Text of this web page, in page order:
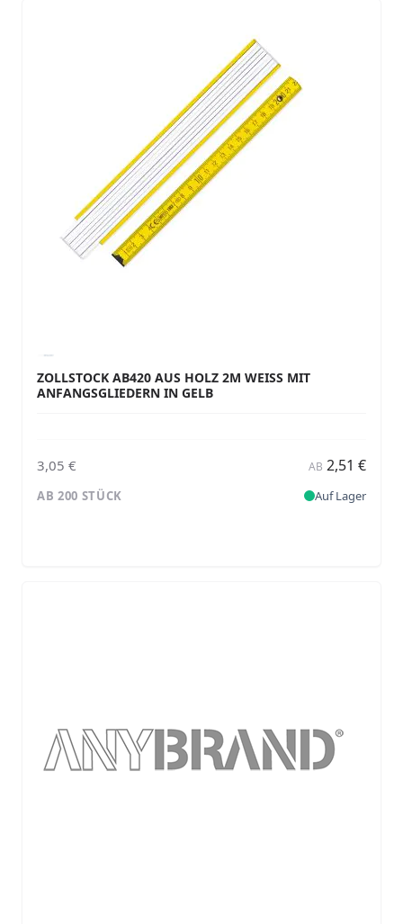
ZOLLSTOCK AB420 AUS HOLZ 2M WEISS MIT A
NFANGSGLIEDERN IN GELB
3,05 € AB 2,51 €
AB 200 STÜCK Auf Lager